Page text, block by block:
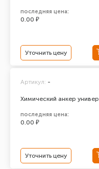
последняя цена:
0.00 ₽
Уточнить цену
Химический анкер
Артикул: -
последняя цена:
0.00 ₽
Уточнить цену